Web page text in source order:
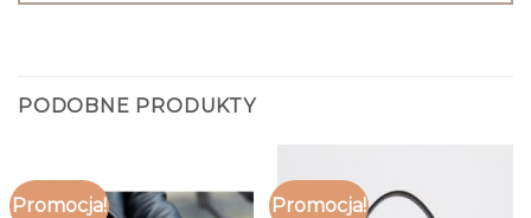
PODOBNE PRODUKTY
Promocja! Promocja!